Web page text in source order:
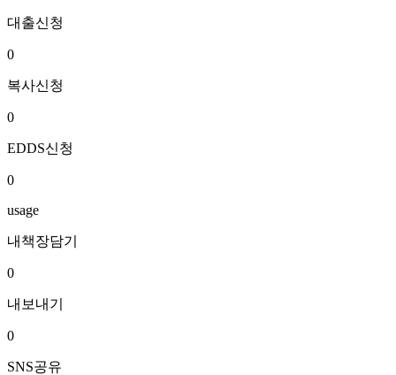
대출신청
0
복사신청
0
EDDS신청
0
usage
내책장담기
0
내보내기
0
SNS공유